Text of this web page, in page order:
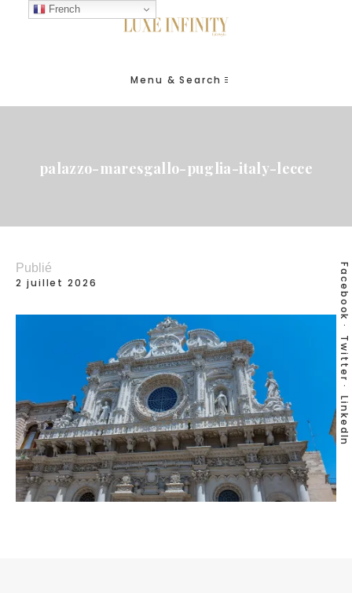
Menu & Search
palazzo-maresgallo-puglia-italy-lecce
Facebook
Twitter
LinkedIn
Publié
2 juillet 2026
French